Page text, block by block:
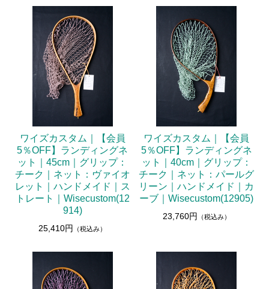
ワイズカスタム｜【会員
5％OFF】ランディングネ
ット｜45cm｜グリップ：
チーク｜ネット：ヴァイオ
レット｜ハンドメイド｜ス
トレート｜Wisecustom(12
914)
25,410円 （税込み）
ワイズカスタム｜【会員
5％OFF】ランディングネ
ット｜40cm｜グリップ：
チーク｜ネット：パールグ
リーン｜ハンドメイド｜カ
ーブ｜Wisecustom(12905)
23,760円 （税込み）